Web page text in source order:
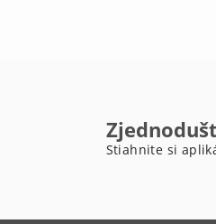
Stiahnite si